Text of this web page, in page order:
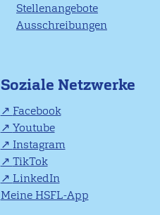
Stellenangebote
Ausschreibungen
Soziale Netzwerke
Facebook
Youtube
Instagram
TikTok
LinkedIn
Meine HSFL-App